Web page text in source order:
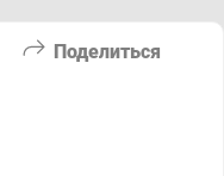
Поделиться